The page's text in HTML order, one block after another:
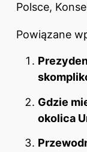
Polsce,
Powiązane
Gdzie
okolica